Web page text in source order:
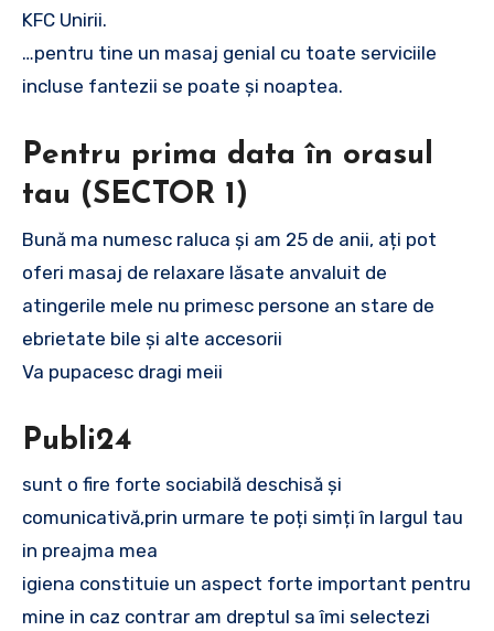
KFC Unirii.
…pentru tine un masaj genial cu toate serviciile
incluse fantezii se poate și noaptea.
Pentru prima data în orasul
tau (SECTOR 1)
Bună ma numesc raluca și am 25 de anii, ați pot
oferi masaj de relaxare lăsate anvaluit de
atingerile mele nu primesc persone an stare de
ebrietate bile și alte accesorii
Va pupacesc dragi meii
Publi24
sunt o fire forte sociabilă deschisă și
comunicativă,prin urmare te poți simți în largul tau
in preajma mea
igiena constituie un aspect forte important pentru
mine in caz contrar am dreptul sa îmi selectezi